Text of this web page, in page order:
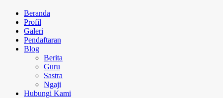
Beranda
Profil
Galeri
Pendaftaran
Blog
Berita
Guru
Sastra
Ngaji
Hubungi Kami